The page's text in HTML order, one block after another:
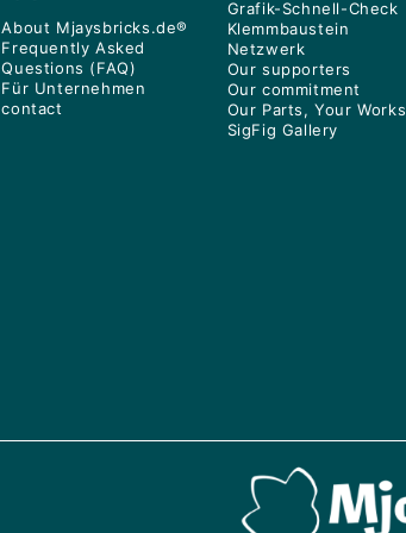
About Mjaysbricks.de®
Frequently Asked
Questions (FAQ)
Für Unternehmen
contact
Grafik-Schnell-Check
Klemmbaustein
Netzwerk
Our supporters
Our commitment
Our Parts, Your Works
SigFig Gallery